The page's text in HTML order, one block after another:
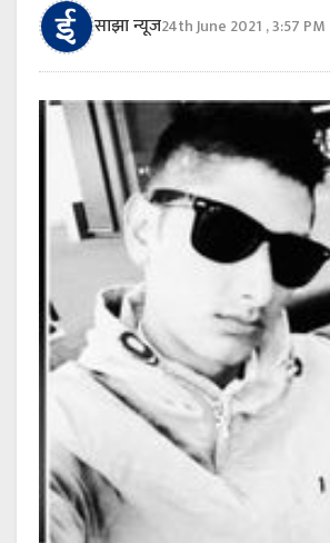
साझा न्यूज24th June 2021 , 3:57 PM